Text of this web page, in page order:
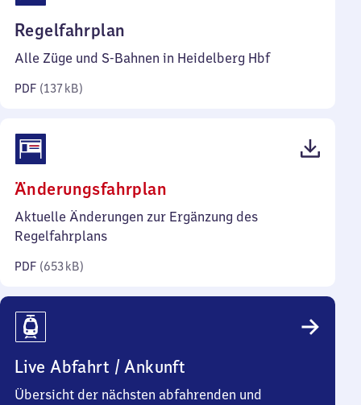
Regelfahrplan
137
Alle Züge und S-Bahnen in Heidelberg Hbf
PDF (137 kB)
Änderungsfahrplan
653
Aktuelle Änderungen zur Ergänzung des
Regelfahrplans
PDF (653 kB)
Live Abfahrt / Ankunft
Übersicht der nächsten abfahrenden und